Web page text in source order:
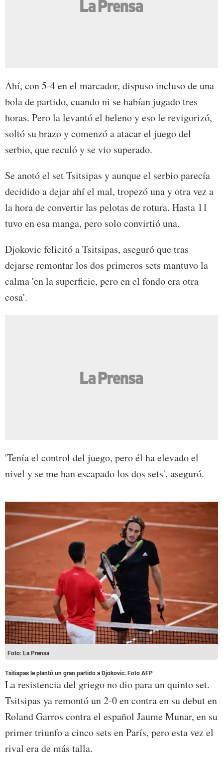
Ahí, con 5-4 en el marcador, dispuso incluso de una
bola de partido, cuando ni se habían jugado tres
horas. Pero la levantó el heleno y eso le revigorizó,
soltó su brazo y comenzó a atacar el juego del
serbio, que reculó y se vio superado.
Se anotó el set Tsitsipas y aunque el serbio parecía
decidido a dejar ahí el mal, tropezó una y otra vez a
la hora de convertir las pelotas de rotura. Hasta 11
tuvo en esa manga, pero solo convirtió una.
Djokovic felicitó a Tsitsipas, aseguró que tras
dejarse remontar los dos primeros sets mantuvo la
calma 'en la superficie, pero en el fondo era otra
cosa'.
'Tenía el control del juego, pero él ha elevado el
nivel y se me han escapado los dos sets', aseguró.
Foto: La Prensa
Tsitispas le plantó un gran partido a Djokovic. Foto AFP
La resistencia del griego no dio para un quinto set.
Tsitsipas ya remontó un 2-0 en contra en su debut en
Roland Garros contra el español Jaume Munar, en su
primer triunfo a cinco sets en París, pero esta vez el
rival era de más talla.